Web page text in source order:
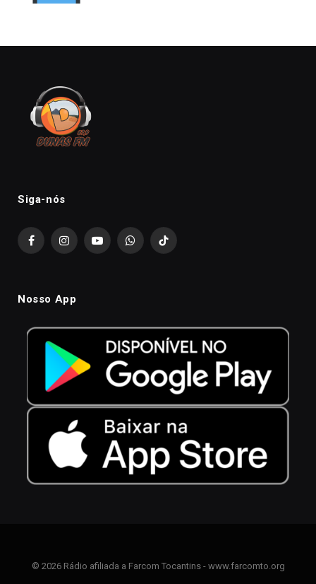
Siga-nós
FacebookInstagramYouTubeWhatsAppTikTok
Nosso App
© 2026 Rádio afiliada a Farcom Tocantins - www.farcomto.org